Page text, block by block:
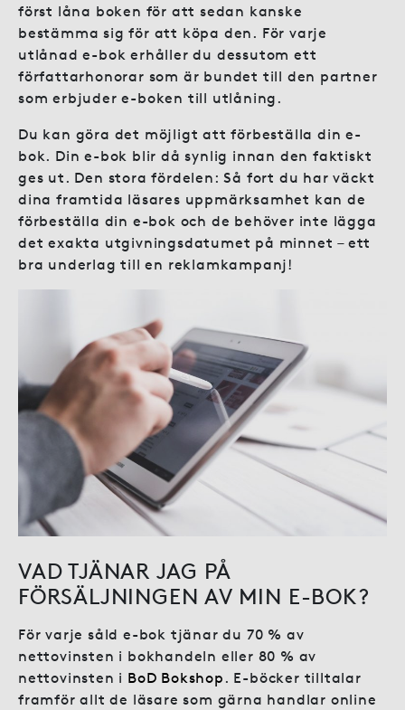
först låna boken för att sedan kanske
bestämma sig för att köpa den. För varje
utlånad e-bok erhåller du dessutom ett
författarhonorar som är bundet till den partner
som erbjuder e-boken till utlåning.
Du kan göra det möjligt att förbeställa din e-
bok. Din e-bok blir då synlig innan den faktiskt
ges ut. Den stora fördelen: Så fort du har väckt
dina framtida läsares uppmärksamhet kan de
förbeställa din e-bok och de behöver inte lägga
det exakta utgivningsdatumet på minnet – ett
bra underlag till en reklamkampanj!
VAD TJÄNAR JAG PÅ
FÖRSÄLJNINGEN AV MIN E-BOK?
För varje såld e-bok tjänar du 70 % av
nettovinsten i bokhandeln eller 80 % av
nettovinsten i BoD Bokshop . E-böcker tilltalar
framför allt de läsare som gärna handlar online